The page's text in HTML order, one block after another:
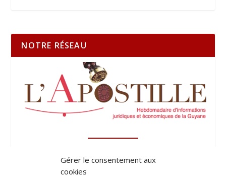
Gérer le consentement aux
cookies
NOTRE RÉSEAU